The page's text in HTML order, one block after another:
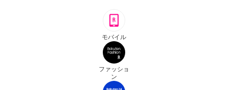
モバイル
ファッショ
ン